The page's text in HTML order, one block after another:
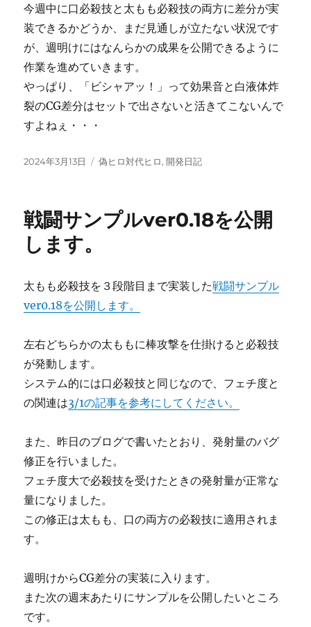
今週中に口必殺技と太もも必殺技の両方に差分が実
装できるかどうか、まだ見通しが立たない状況です
が、週明けにはなんらかの成果を公開できるように
作業を進めていきます。
やっぱり、「ビシャアッ！」って効果音と白液体炸
裂のCG差分はセットで出さないと活きてこないんで
すよねぇ・・・
投
2024年3月13日
カ
ー
偽ヒロ対代ヒロ, 開発日記
戦闘サンプルver0.18を公開
します。
太もも必殺技を３段階目まで実装した戦闘サンプル
ver0.18を公開します。
左右どちらかの太ももに棒攻撃を仕掛けると必殺技
が発動します。
システム的には口必殺技と同じなので、フェチ度と
の関連は3/1の記事を参考にしてください。
また、昨日のブログで書いたとおり、発射量のバグ
修正を行いました。
フェチ度大で必殺技を受けたときの発射量が正常な
量になりました。
この修正は太もも、口の両方の必殺技に適用されま
す。
週明けからCG差分の実装に入ります。
また次の週末あたりにサンプルを公開したいところ
です。